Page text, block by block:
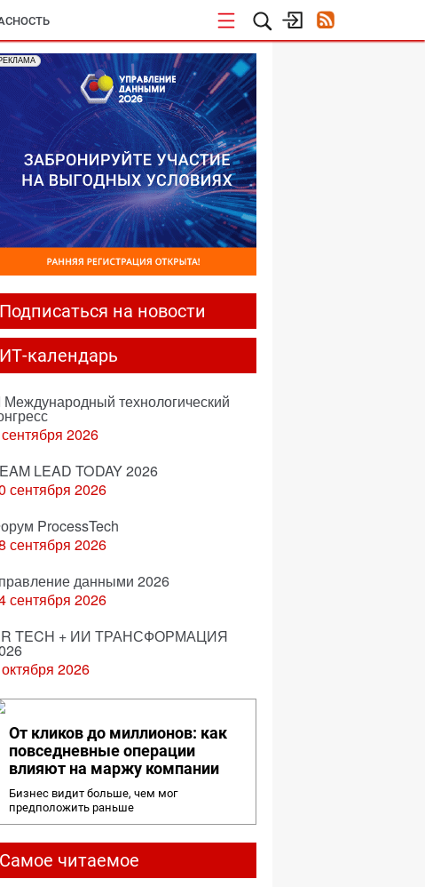
Подписаться на новости
ИТ-календарь
Международный технологический
2026
LEAD TODAY 2026
сентября 2026
ProcessTech
сентября 2026
данными 2026
сентября 2026
TECH + ИИ ТРАНСФОРМАЦИЯ
2026
От кликов до миллионов: как
повседневные операции
влияют на маржу компании
Бизнес видит больше, чем мог
предположить раньше
Самое читаемое